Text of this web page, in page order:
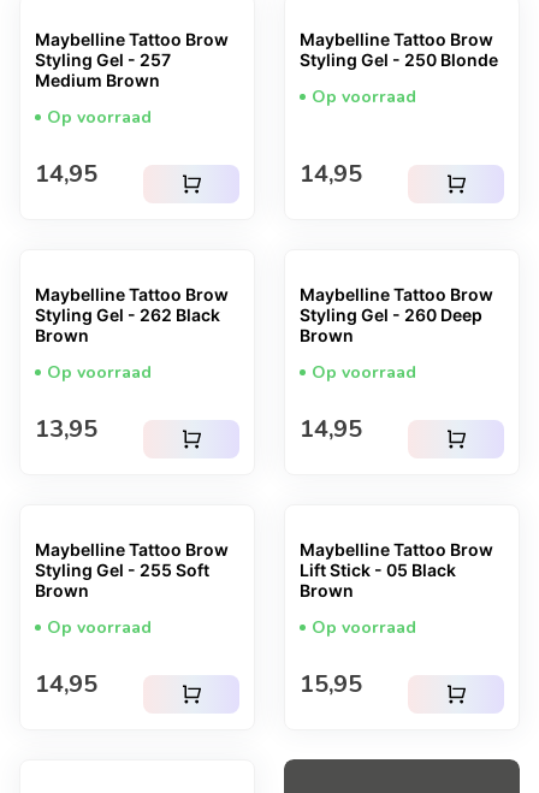
Maybelline Tattoo Brow
Styling Gel - 257
Medium Brown
Op voorraad
Normale prijs
14,95 shopping_cart
Maybelline Tattoo Brow
Styling Gel - 250 Blonde
Op voorraad
Normale prijs
14,95 shopping_cart
Maybelline Tattoo Brow
Styling Gel - 262 Black
Brown
Op voorraad
Normale prijs
13,95 shopping_cart
Maybelline Tattoo Brow
Styling Gel - 260 Deep
Brown
Op voorraad
Normale prijs
14,95 shopping_cart
Maybelline Tattoo Brow
Styling Gel - 255 Soft
Brown
Op voorraad
Normale prijs
14,95 shopping_cart
Maybelline Tattoo Brow
Lift Stick - 05 Black
Brown
Op voorraad
Normale prijs
15,95 shopping_cart